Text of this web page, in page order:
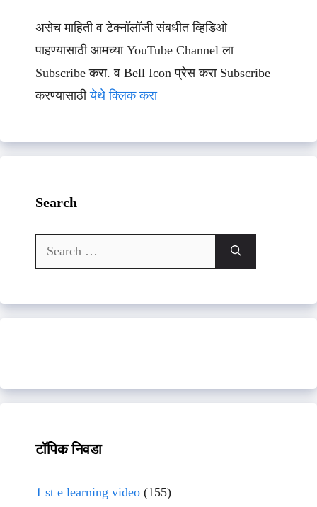
असेच माहिती व टेक्नॉलॉजी संबधीत व्हिडिओ
पाहण्यासाठी आमच्या YouTube Channel ला
Subscribe करा. व Bell Icon प्रेस करा Subscribe
करण्यासाठीयेथे क्लिक करा
Search
Search
for:
टॉपिक निवडा
1 st e learning video (155)